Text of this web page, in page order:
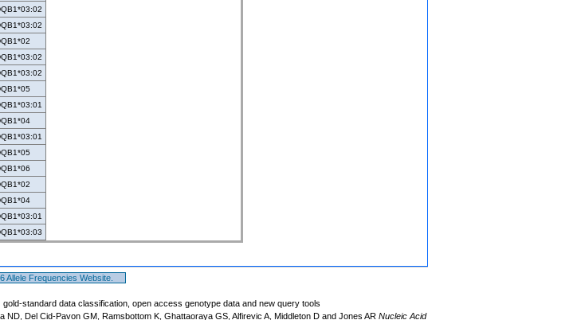
Allele Frequencies Website.
gold-standard data classification, open access genotype data and new query tools
Del Cid-Pavon GM, Ramsbottom K, Ghattaoraya GS, Alfirevic A, Middleton D and Jones AR Nucleic Acid